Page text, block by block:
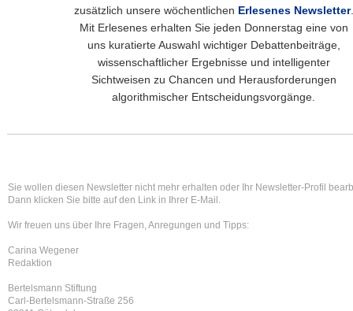
zusätzlich unsere wöchentlichen Erlesenes Newsletter.
Mit Erlesenes erhalten Sie jeden Donnerstag eine von
uns kuratierte Auswahl wichtiger Debattenbeiträge,
wissenschaftlicher Ergebnisse und intelligenter
Sichtweisen zu Chancen und Herausforderungen
algorithmischer Entscheidungsvorgänge.
Sie wollen diesen Newsletter nicht mehr erhalten oder Ihr Newsletter-Profil
Dann klicken Sie bitte auf den Link in Ihrer E-Mail.
Wir freuen uns über Ihre Fragen, Anregungen und Tipps:
Carina Wegener
Redaktion
Bertelsmann Stiftung
Carl-Bertelsmann-Straße 256